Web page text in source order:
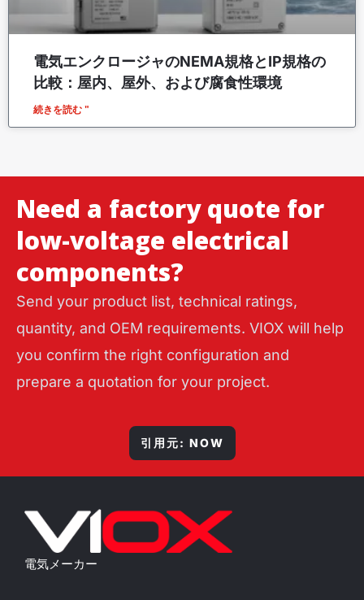
電気エンクロージャのNEMA規格とIP規格の
比較：屋内、屋外、および腐食性環境
続きを読む "
Need a factory quote for
low-voltage electrical
components?
Send your product list, technical ratings,
quantity, and OEM requirements. VIOX will help
you confirm the right configuration and
prepare a quotation for your project.
引用元: NOW
電気メーカー